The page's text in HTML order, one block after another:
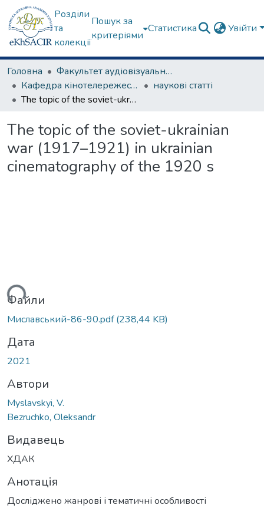
Розділи
та
колекції
Пошук за
критеріями
Статистика Увійти
Головна
Факультет аудіовізуального мистецтва
Кафедра кінотелережесури та сценарної майстерності
наукові статті
The topic of the soviet-ukrainian war (1917–1921) in ukrainian cinematography of the 1920 s
The topic of the soviet-ukrainian
war (1917–1921) in ukrainian
cinematography of the 1920 s
Файли
Миславський-86-90.pdf(238,44 KB)
Дата
2021
Автори
Myslavskyi, V.
Bezruchko, Oleksandr
Видавець
ХДАК
Анотація
Досліджено жанрові і тематичні особливості